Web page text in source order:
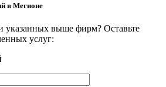
в Мегионе
указанных выше фирм? Оставьте
услуг: